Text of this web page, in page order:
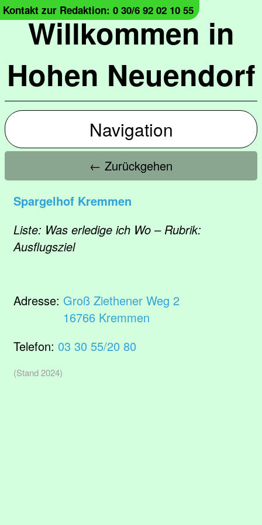
Willkommen in
Hohen Neuendorf
Kontakt zur Redaktion: 0 30/6 92 02 10 55
Navigation
← Zurückgehen
Spargelhof Kremmen
Liste: Was erledige ich Wo – Rubrik:
Ausflugsziel
Adresse: Groß Ziethener Weg 2
16766 Kremmen
Telefon: 03 30 55/20 80
(Stand 2024)